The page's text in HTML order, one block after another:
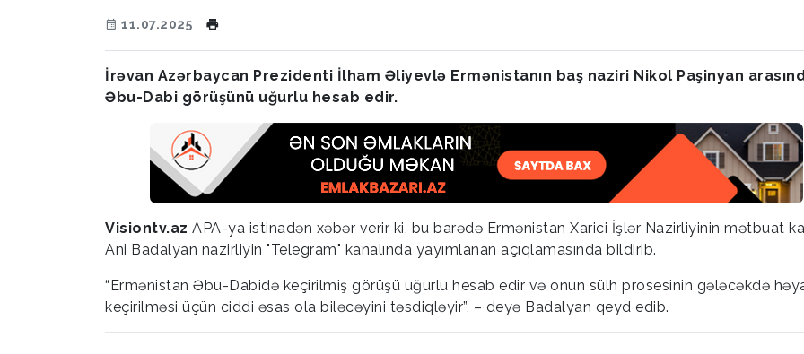
11.07.2025
İrəvan Azərbaycan Prezidenti İlham Əliyevlə Ermənistanın baş naziri Nikol Paşinyan
Əbu-Dabi görüşünü uğurlu hesab edir.
Visiontv.az APA-ya istinadən xəbər verir ki, bu barədə Ermənistan Xarici İşlər Nazirliyinin mətbuat
Ani Badalyan nazirliyin "Telegram" kanalında yayımlanan açıqlamasında bildirib.
“Ermənistan Əbu-Dabidə keçirilmiş görüşü uğurlu hesab edir və onun sülh prosesinin gələcəkdə
keçirilməsi üçün ciddi əsas ola biləcəyini təsdiqləyir”, – deyə Badalyan qeyd edib.